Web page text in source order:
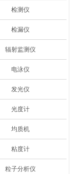
检测仪
检漏仪
辐射监测仪
电泳仪
发光仪
光度计
均质机
粘度计
粒子分析仪